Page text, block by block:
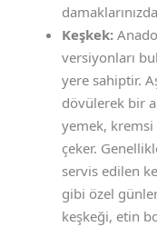
Keşkek:
versiyonları
yere sahiptir.
dövülerek bir
yemek, kremsi
çeker.
servis edilen
gibi özel
keşkeği, etin